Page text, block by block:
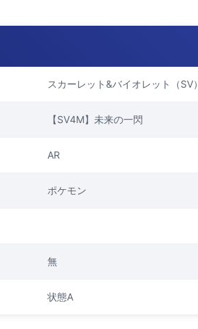
スカーレット&バイオレット（SV）
【SV4M】未来の一閃
AR
ポケモン
無
状態A